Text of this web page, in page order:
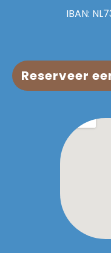
IBAN:
Reserveer